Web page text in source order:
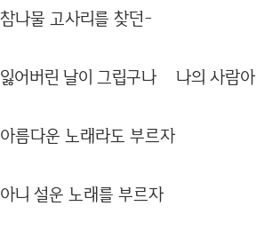
참나물 고사리를 찾던-
잃어버린 날이 그립구나 나의 사람아
아름다운 노래라도 부르자
아니 설운 노래를 부르자